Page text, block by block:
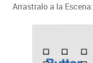
Arrastralo a la Escena: